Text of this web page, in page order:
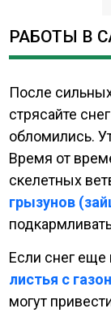
РАБОТЫ В
После
стрясайте
обломились.
Время от
скелетных
грызунов
Если снег еще
листья с
могут